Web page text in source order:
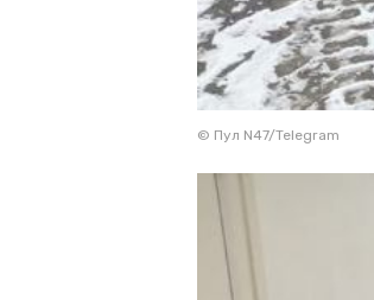
© Пул N47/Telegram